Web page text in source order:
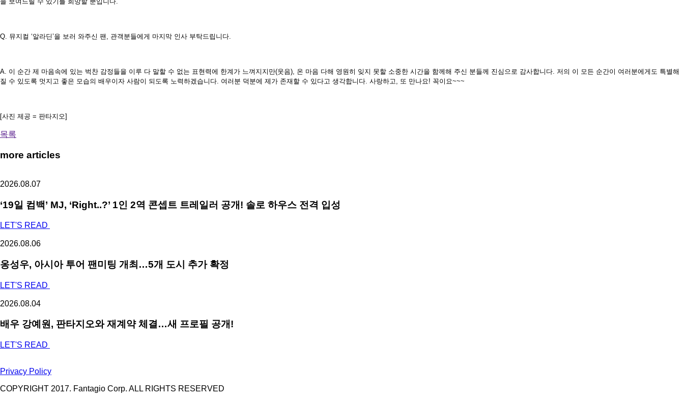
Q. 뮤지컬 ‘알라딘’을 보러 와주신 팬, 관객분들에게 마지막 인사 부탁드립니다.
A. 이 순간 제 마음속에 있는 벅찬 감정들을 이루 다 말할 수 없는 표현력에 한계가 느껴지지만(웃음), 온 마음 다해 영원히 잊지 못할 소중한 시간을 함께해 주신 분들께 진심으로 감사합니다. 저의 이 모든 순간이 여러분에게도 특별해
질 수 있도록 멋지고 좋은 모습의 배우이자 사람이 되도록 노력하겠습니다. 여러분 덕분에 제가 존재할 수 있다고 생각합니다. 사랑하고, 또 만나요! 꼭이요~~~
[사진 제공 = 판타지오]
목록
more articles
2026.08.07
‘19일 컴백’ MJ, ‘Right..?’ 1인 2역 콘셉트 트레일러 공개! 솔로 하우스 전격 입성
LET'S READ
2026.08.06
옹성우, 아시아 투어 팬미팅 개최…5개 도시 추가 확정
LET'S READ
2026.08.04
배우 강예원, 판타지오와 재계약 체결…새 프로필 공개!
LET'S READ
Privacy Policy
COPYRIGHT 2017. Fantagio Corp. ALL RIGHTS RESERVED